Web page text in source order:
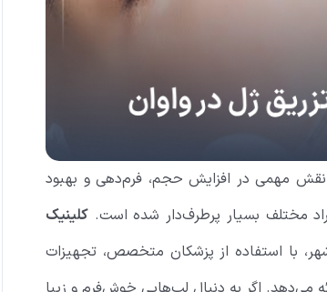
نقش مهمی در افزایش حجم، فرم‌دهی و بهبود
مختلف بسیار پرطرف‌دار شده است. کلینیک
با استفاده از پزشکان متخصص، تجهیزات